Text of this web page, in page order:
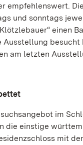
empfehlenswert.
und sonntags
einen
Ausstellung
am letzten
im
die einstige
mit